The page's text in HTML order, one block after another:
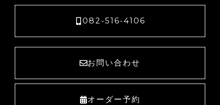
082-516-4106
お問い合わせ
オーダー予約